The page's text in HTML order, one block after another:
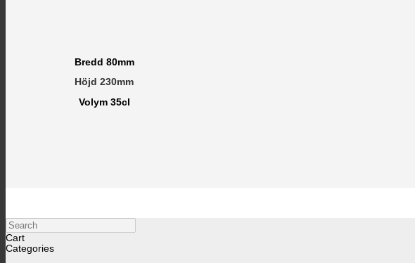
Bredd 80mm
Höjd 230mm
Volym 35cl
Search
Cart
Categories